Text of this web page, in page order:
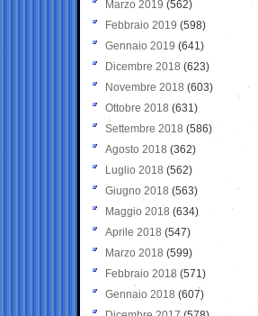
Marzo 2019 (562)
Febbraio 2019 (598)
Gennaio 2019 (641)
Dicembre 2018 (623)
Novembre 2018 (603)
Ottobre 2018 (631)
Settembre 2018 (586)
Agosto 2018 (362)
Luglio 2018 (562)
Giugno 2018 (563)
Maggio 2018 (634)
Aprile 2018 (547)
Marzo 2018 (599)
Febbraio 2018 (571)
Gennaio 2018 (607)